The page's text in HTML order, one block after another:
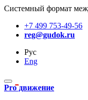
Системный формат
+7 499 753-49-56
reg@gudok.ru
Рус
Eng
Pro движение